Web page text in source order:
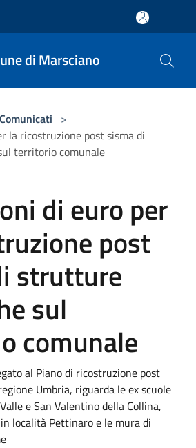
di Marsciano
Comunicati >
la ricostruzione post sisma di
territorio comunale
di euro per
post
strutture
sul
comunale
al Piano di ricostruzione post
Umbria, riguarda le ex scuole
e San Valentino della Collina,
località Pettinaro e le mura di